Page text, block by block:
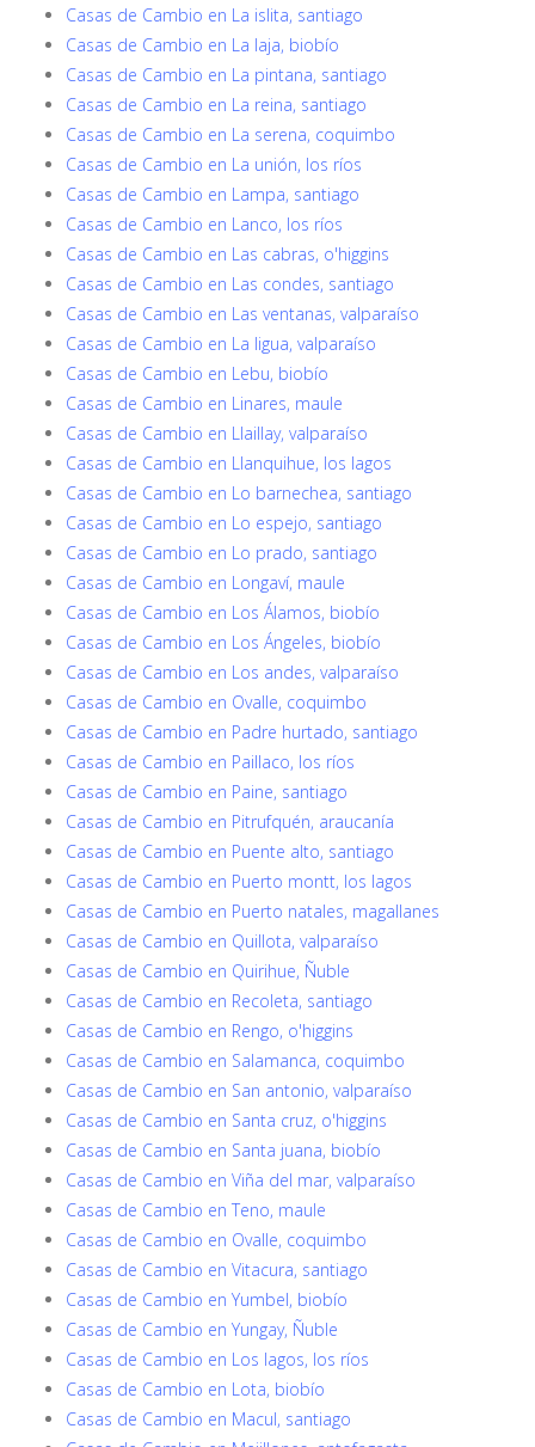
Casas de Cambio en La islita, santiago
Casas de Cambio en La laja, biobío
Casas de Cambio en La pintana, santiago
Casas de Cambio en La reina, santiago
Casas de Cambio en La serena, coquimbo
Casas de Cambio en La unión, los ríos
Casas de Cambio en Lampa, santiago
Casas de Cambio en Lanco, los ríos
Casas de Cambio en Las cabras, o'higgins
Casas de Cambio en Las condes, santiago
Casas de Cambio en Las ventanas, valparaíso
Casas de Cambio en La ligua, valparaíso
Casas de Cambio en Lebu, biobío
Casas de Cambio en Linares, maule
Casas de Cambio en Llaillay, valparaíso
Casas de Cambio en Llanquihue, los lagos
Casas de Cambio en Lo barnechea, santiago
Casas de Cambio en Lo espejo, santiago
Casas de Cambio en Lo prado, santiago
Casas de Cambio en Longaví, maule
Casas de Cambio en Los Álamos, biobío
Casas de Cambio en Los Ángeles, biobío
Casas de Cambio en Los andes, valparaíso
Casas de Cambio en Ovalle, coquimbo
Casas de Cambio en Padre hurtado, santiago
Casas de Cambio en Paillaco, los ríos
Casas de Cambio en Paine, santiago
Casas de Cambio en Pitrufquén, araucanía
Casas de Cambio en Puente alto, santiago
Casas de Cambio en Puerto montt, los lagos
Casas de Cambio en Puerto natales, magallanes
Casas de Cambio en Quillota, valparaíso
Casas de Cambio en Quirihue, Ñuble
Casas de Cambio en Recoleta, santiago
Casas de Cambio en Rengo, o'higgins
Casas de Cambio en Salamanca, coquimbo
Casas de Cambio en San antonio, valparaíso
Casas de Cambio en Santa cruz, o'higgins
Casas de Cambio en Santa juana, biobío
Casas de Cambio en Viña del mar, valparaíso
Casas de Cambio en Teno, maule
Casas de Cambio en Ovalle, coquimbo
Casas de Cambio en Vitacura, santiago
Casas de Cambio en Yumbel, biobío
Casas de Cambio en Yungay, Ñuble
Casas de Cambio en Los lagos, los ríos
Casas de Cambio en Lota, biobío
Casas de Cambio en Macul, santiago